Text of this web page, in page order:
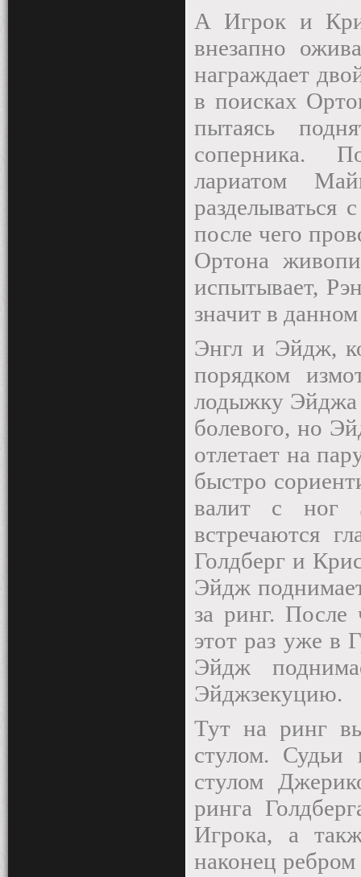
А Игрок и
внезапно
награждает
в поисках
пытаясь
соперника.
лариатом
разделываться
после чего
Ортона
испытывает,
значит в
Энгл и Эйдж,
порядком
лодыжку Эйджа
болевого, но
отлетает на
быстро
валит с ног
встречаются
Голдберг и
Эйдж
за ринг. После
этот раз уже в
Эйдж
Эйджзекуцию.
Тут на ринг
стулом. Судьи
стулом
ринга
Игрока, а
наконец